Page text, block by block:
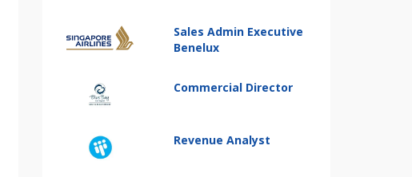
Sales Admin Executive
Benelux
Commercial Director
Revenue Analyst